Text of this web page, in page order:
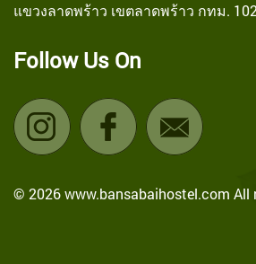
แขวงลาดพร้าว เขตลาดพร้าว กทม.
Follow Us On
© 2026 www.bansabaihostel.com All